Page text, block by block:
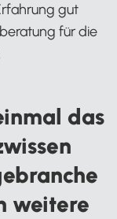
gut
für die
das
weitere